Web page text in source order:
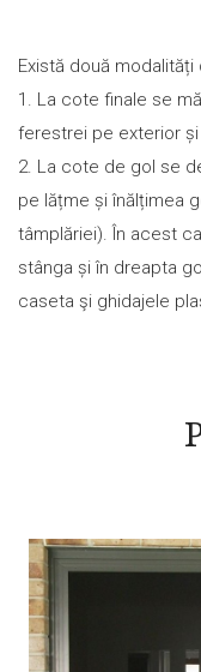
Există două
1. La cote finale se
ferestrei pe exterior
2. La cote de gol se
pe lățme și înălțimea
tâmplăriei). În acest
stânga și în dreapta
caseta şi ghidajele